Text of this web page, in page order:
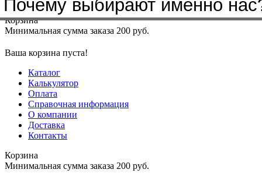
Меню+7(4912)50-37-50sbit@krep62.ru
Корзина
Минимальная сумма заказа 200 руб.
Ваша корзина пуста!
Каталог
Калькулятор
Оплата
Справочная информация
О компании
Доставка
Контакты
Корзина
Минимальная сумма заказа 200 руб.
Почему выбирают именно